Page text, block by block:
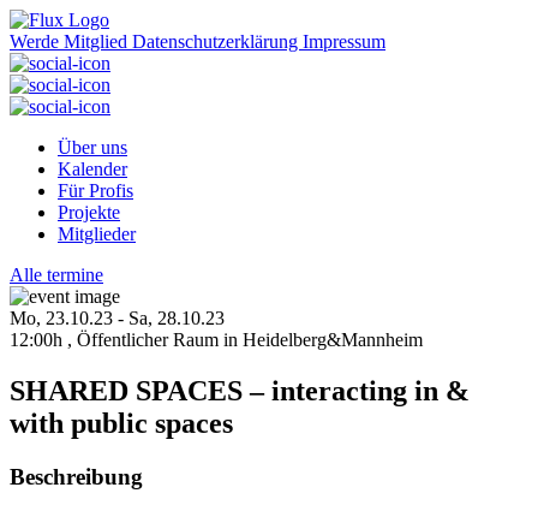
Zum
Inhalt
springen
Werde Mitglied Datenschutzerklärung Impressum
Über uns
Kalender
Für Profis
Projekte
Mitglieder
Alle termine
Mo, 23.10.23 - Sa, 28.10.23
12:00h , Öffentlicher Raum in Heidelberg&Mannheim
SHARED SPACES – interacting in &
with public spaces
Beschreibung